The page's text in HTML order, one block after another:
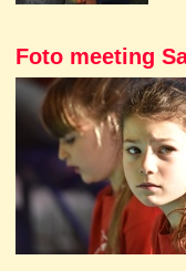
Foto meeting